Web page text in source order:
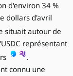
d'environ 34 %
dollars d'avril
situait autour de
représentant
.
connu une